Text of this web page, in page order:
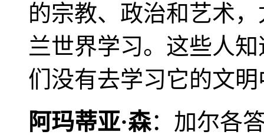
的宗教、政治和艺术
兰世界学习。这些人
们没有去学习它的文
阿玛蒂亚·森：加尔各